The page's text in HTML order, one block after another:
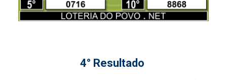
4° Resultado